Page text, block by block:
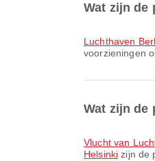
Wat zijn de
Luchthaven
voorzieningen
Wat zijn de
vlucht van
Helsinki zijn de